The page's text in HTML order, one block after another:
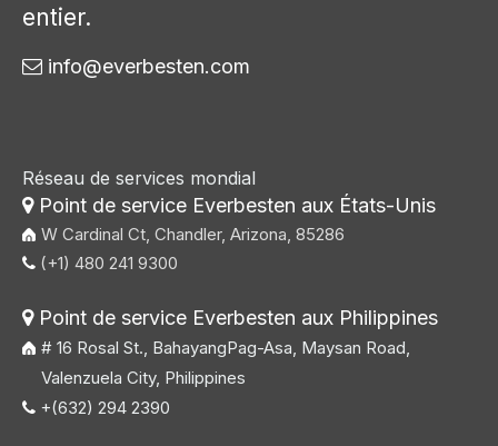
entier.
 info@everbesten.com
Réseau de services mondial
Point de service Everbesten aux États-Unis
W Cardinal Ct, Chandler, Arizona, 85286
 (+1) 480 241 9300
Point de service Everbesten aux Philippines
# 16 Rosal St., BahayangPag-Asa, Maysan Road,
Valenzuela City, Philippines
 +(632) 294 2390